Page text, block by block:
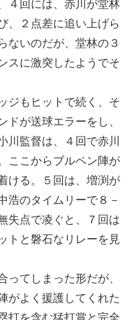
４回には、赤川が堂林
、２点差に追い上げら
ないのだが、堂林の３
スに激突したようでそ
ジもヒットで続く、そ
ドが送球エラーをし、
川監督は、４回で赤川
ここからブルペン陣が
ける。５回は、増渕が
浩のタイムリーで８－
失点で凌ぐと、７回は
トと磐石なリレーを見
ってしまった形だが、
がよく援護してくれた